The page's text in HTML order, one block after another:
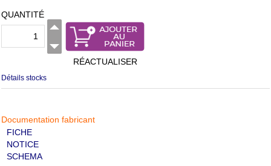
QUANTITÉ
RÉACTUALISER
Détails stocks
Documentation fabricant
FICHE
NOTICE
SCHEMA